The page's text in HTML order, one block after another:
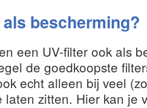
als bescherming?
een UV-filter ook als
de goedkoopste
echt alleen bij veel
laten zitten. Hier kan je